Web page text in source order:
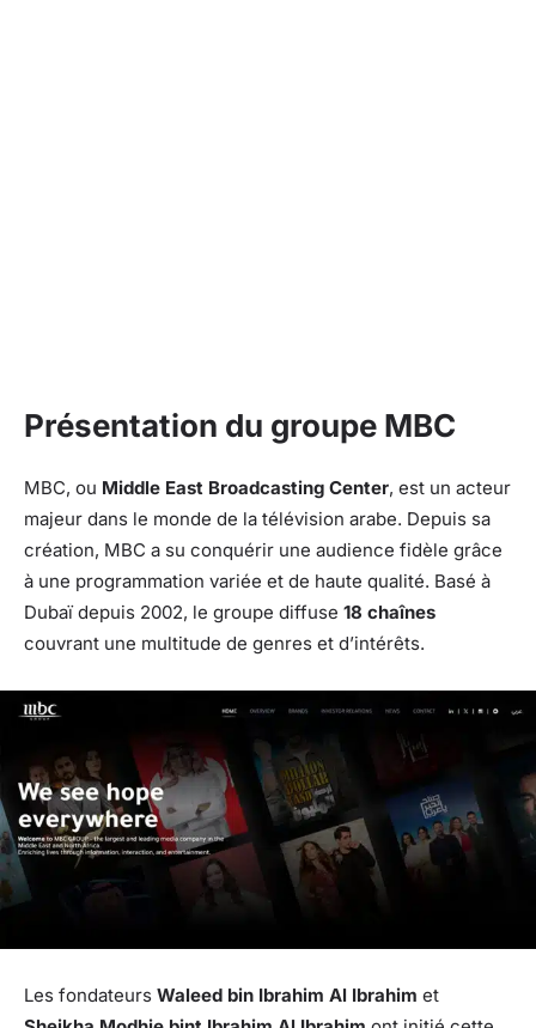
Présentation du groupe MBC
MBC, ou Middle East Broadcasting Center, est un acteur
majeur dans le monde de la télévision arabe. Depuis sa
création, MBC a su conquérir une audience fidèle grâce
à une programmation variée et de haute qualité. Basé à
Dubaï depuis 2002, le groupe diffuse 18 chaînes
couvrant une multitude de genres et d’intérêts.
Les fondateurs Waleed bin Ibrahim Al Ibrahim et